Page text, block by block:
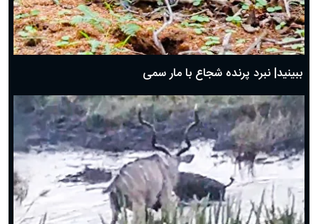
ببینید| نبرد پرنده شجاع با مار سمی